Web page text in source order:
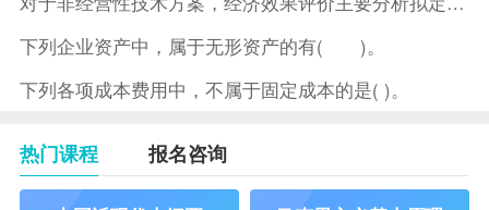
下列企业资产中，属于无形资产的有( )。
下列各项成本费用中，不属于固定成本的是( )。
热门课程 报名咨询